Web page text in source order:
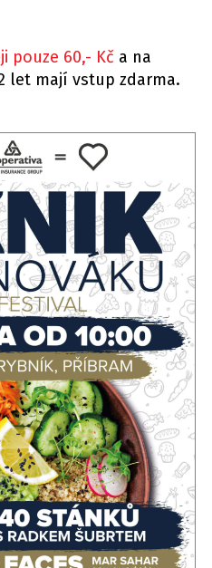
pouze 60,- Kč a na
let mají vstup zdarma.